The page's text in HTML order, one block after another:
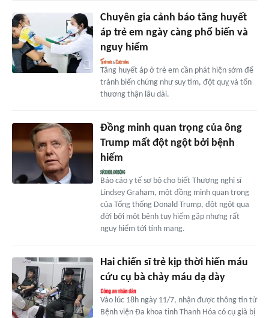
Chuyên gia cảnh báo tăng huyết
áp trẻ em ngày càng phổ biến và
nguy hiểm
Tăng huyết áp ở trẻ em cần phát hiện sớm để
tránh biến chứng như suy tim, đột quỵ và tổn
thương thận lâu dài.
Đồng minh quan trọng của ông
Trump mất đột ngột bởi bệnh
hiếm
Báo cáo y tế sơ bộ cho biết Thượng nghị sĩ
Lindsey Graham, một đồng minh quan trọng
của Tổng thống Donald Trump, đột ngột qua
đời bởi một bệnh tuy hiếm gặp nhưng rất
nguy hiểm tới tính mạng.
Hai chiến sĩ trẻ kịp thời hiến máu
cứu cụ bà chảy máu dạ dày
Vào lúc 18h ngày 11/7, nhận được thông tin từ
Bệnh viện Đa khoa tỉnh Thanh Hóa có cụ già bị